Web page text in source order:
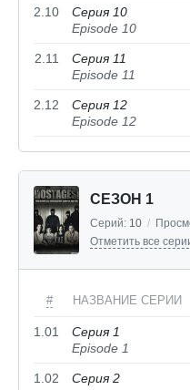
2.10
Серия 10
Episode 10
2.11
Серия 11
Episode 11
2.12
Серия 12
Episode 12
СЕЗОН 1
Серий: 10 /
Отметить все
# НАЗВАНИЕ СЕРИИ
1.01
Серия 1
Episode 1
1.02
Серия 2